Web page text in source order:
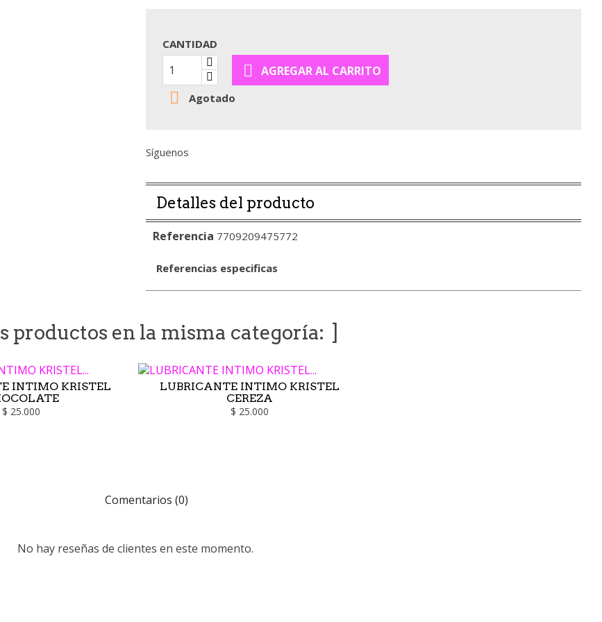
CANTIDAD
 AGREGAR AL CARRITO
 Agotado
Síguenos
Detalles del producto
Referencia 7709209475772
Referencias especificas
productos en la misma categoría:
INTIMO KRISTEL
$ 25.000
LUBRICANTE INTIMO KRISTEL
CEREZA
$ 25.000
Comentarios (0)
No hay reseñas de clientes en este momento.